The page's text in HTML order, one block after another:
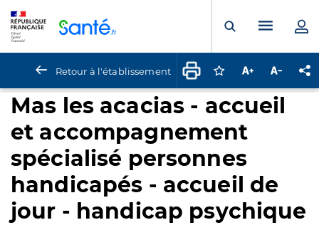
Ouvrir laMenu
Retour à l'établissement Connectez-vous
Augmenter la
Mas les acacias - accueil
et accompagnement
spécialisé personnes
handicapés - accueil de
jour - handicap psychique